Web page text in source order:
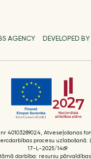
AGENCY DEVELOPED
40103289024, Atveseļošanas
procesu uzlabošanā.
17-L-2025/1469
darbība: resursu